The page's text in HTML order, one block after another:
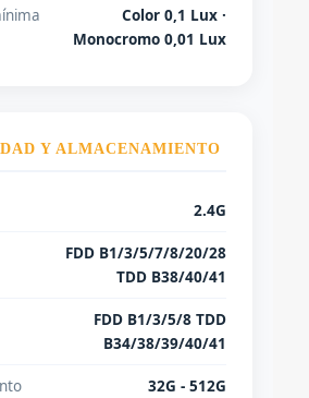
Color 0,1 Lux ·
Monocromo 0,01 Lux
Y ALMACENAMIENTO
2.4G
FDD B1/3/5/7/8/20/28
TDD B38/40/41
FDD B1/3/5/8 TDD
B34/38/39/40/41
32G - 512G